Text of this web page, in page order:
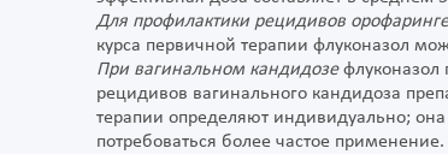
Для профилактики рецидивов
курса первичной терапии флуконазол
При вагинальном кандидозефлуконазол
рецидивов вагинального кандидоза
терапии определяют индивидуально;
потребоваться более частое применение.